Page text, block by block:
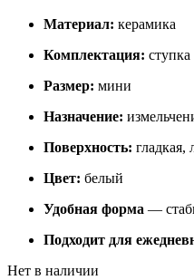
Материал: керамика
Комплектация:
Размер: мини
Назначение:
Поверхность: гладкая,
Цвет: белый
Удобная форма —
Подходит для
Нет в наличии